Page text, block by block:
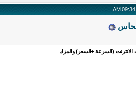
الانترنت (السرعة +السعر) والمزايا